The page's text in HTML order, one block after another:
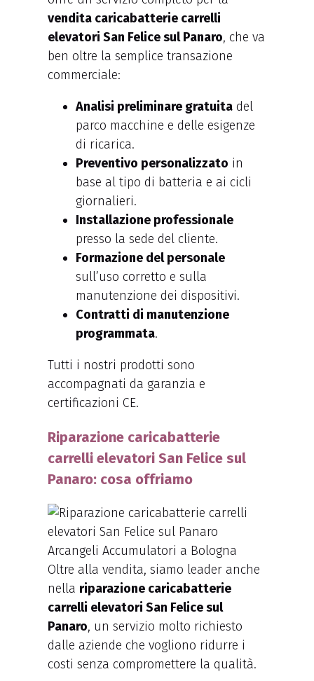
vendita caricabatterie carrelli
elevatori San Felice sul Panaro, che va
ben oltre la semplice transazione
commerciale:
Analisi preliminare gratuita del
parco macchine e delle esigenze
di ricarica.
Preventivo personalizzato in
base al tipo di batteria e ai cicli
giornalieri.
Installazione professionale
presso la sede del cliente.
Formazione del personale
sull’uso corretto e sulla
manutenzione dei dispositivi.
Contratti di manutenzione
programmata.
Tutti i nostri prodotti sono
accompagnati da garanzia e
certificazioni CE.
Riparazione caricabatterie
carrelli elevatori San Felice sul
Panaro: cosa offriamo
Oltre alla vendita, siamo leader anche
nella riparazione caricabatterie
carrelli elevatori San Felice sul
Panaro, un servizio molto richiesto
dalle aziende che vogliono ridurre i
costi senza compromettere la qualità.